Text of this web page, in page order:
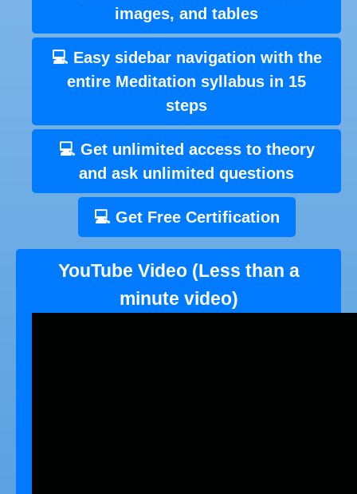
images, and tables
💻 Easy sidebar navigation with the
entire Meditation syllabus in 15
steps
💻 Get unlimited access to theory
and ask unlimited questions
💻 Get Free Certification
YouTube Video (Less than a
minute video)